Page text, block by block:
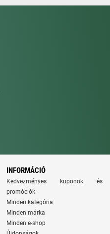
INFORMÁCIÓ
Kedvezményes kuponok és
promóciók
Minden kategória
Minden márka
Minden e-shop